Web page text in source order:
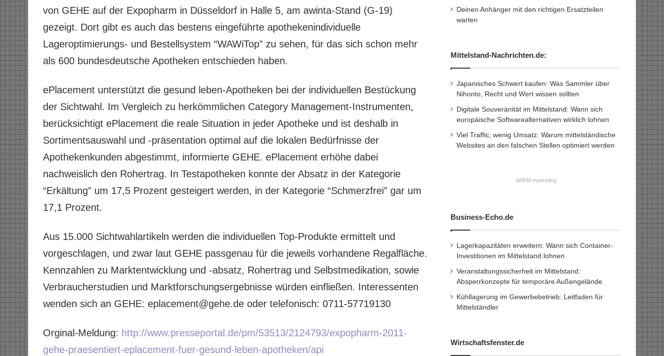
von GEHE auf der Expopharm in Düsseldorf in Halle 5, am awinta-Stand (G-19)
gezeigt. Dort gibt es auch das bestens eingeführte apothekenindividuelle
Lageroptimierungs- und Bestellsystem “WAWiTop” zu sehen, für das sich schon mehr
als 600 bundesdeutsche Apotheken entschieden haben.
ePlacement unterstützt die gesund leben-Apotheken bei der individuellen Bestückung
der Sichtwahl. Im Vergleich zu herkömmlichen Category Management-Instrumenten,
berücksichtigt ePlacement die reale Situation in jeder Apotheke und ist deshalb in
Sortimentsauswahl und -präsentation optimal auf die lokalen Bedürfnisse der
Apothekenkunden abgestimmt, informierte GEHE. ePlacement erhöhe dabei
nachweislich den Rohertrag. In Testapotheken konnte der Absatz in der Kategorie
“Erkältung” um 17,5 Prozent gesteigert werden, in der Kategorie “Schmerzfrei” gar um
17,1 Prozent.
Aus 15.000 Sichtwahlartikeln werden die individuellen Top-Produkte ermittelt und
vorgeschlagen, und zwar laut GEHE passgenau für die jeweils vorhandene Regalfläche.
Kennzahlen zu Marktentwicklung und -absatz, Rohertrag und Selbstmedikation, sowie
Verbraucherstudien und Marktforschungsergebnisse würden einfließen. Interessenten
wenden sich an GEHE: eplacement@gehe.de oder telefonisch: 0711-57719130
Orginal-Meldung: http://www.presseportal.de/pm/53513/2124793/expopharm-2011-
gehe-praesentiert-eplacement-fuer-gesund-leben-apotheken/api
Deinen Anhänger mit den richtigen Ersatzteilen
warten
Mittelstand-Nachrichten.de:
Japanisches Schwert kaufen: Was Sammler über
Nihonto, Recht und Wert wissen sollten
Digitale Souveränität im Mittelstand: Wann sich
europäische Softwarealternativen wirklich lohnen
Viel Traffic, wenig Umsatz: Warum mittelständische
Websites an den falschen Stellen optimiert werden
ARKM.marketing
Business-Echo.de
Lagerkapazitäten erweitern: Wann sich Container-
Investitionen im Mittelstand lohnen
Veranstaltungssicherheit im Mittelstand:
Absperrkonzepte für temporäre Außengelände
Kühllagerung im Gewerbebetrieb: Leitfaden für
Mittelständler
Wirtschaftsfenster.de